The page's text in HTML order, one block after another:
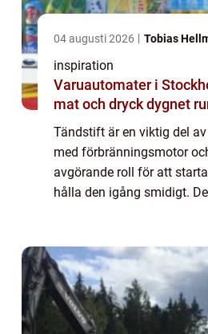
04 augusti 2026 Tobias
inspiration
Varuautomater i
mat och dryck dygnet
Tändstift är en viktig del
med förbränningsmotor
avgörande roll för att
hålla den igång smidigt.